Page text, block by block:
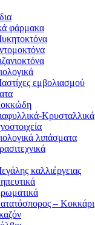
φάρμακα
εμβολιασμού
Κρυσταλλικά
λιπάσματα
καλλιέργειας
– Κοκκάρι